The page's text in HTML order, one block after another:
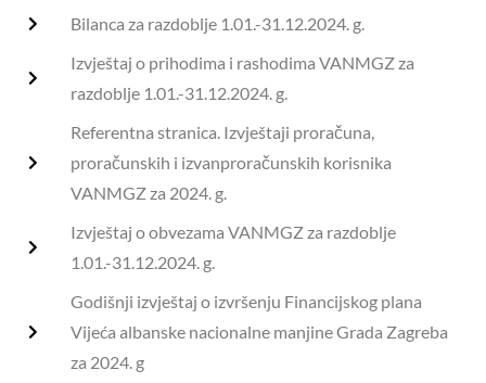
Bilanca za razdoblje 1.01.-31.12.2024. g.
Izvještaj o prihodima i rashodima VANMGZ za
razdoblje 1.01.-31.12.2024. g.
Referentna stranica. Izvještaji proračuna,
proračunskih i izvanproračunskih korisnika
VANMGZ za 2024. g.
Izvještaj o obvezama VANMGZ za razdoblje
1.01.-31.12.2024. g.
Godišnji izvještaj o izvršenju Financijskog plana
Vijeća albanske nacionalne manjine Grada Zagreba
za 2024. g